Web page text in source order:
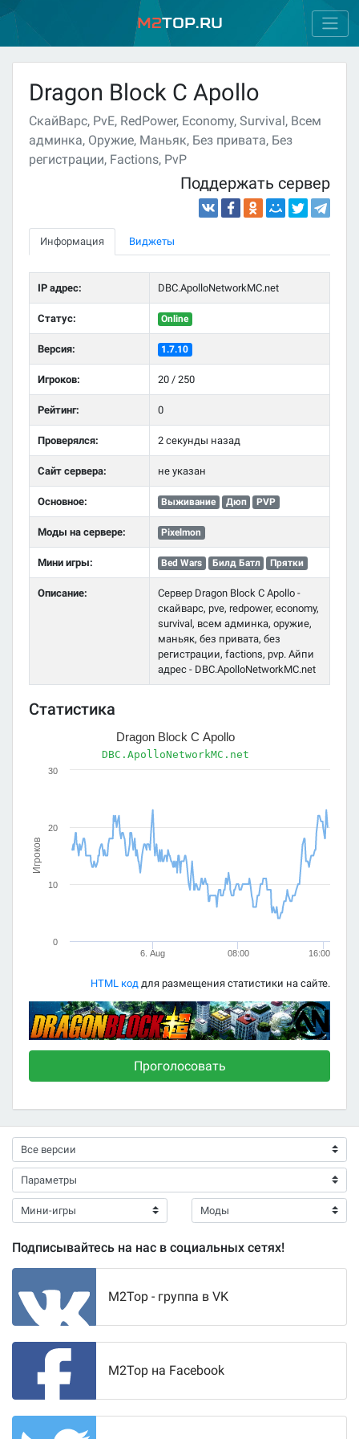
M2Top.ru
Dragon Block C Apollo
СкайВарс, PvE, RedPower, Economy, Survival, Всем
админка, Оружие, Маньяк, Без привата, Без
регистрации, Factions, PvP
Поддержать сервер
Информация Виджеты
IP адрес: DBC.ApolloNetworkMC.net
Статус: Online
Версия: 1.7.10
Игроков: 20 / 250
Рейтинг: 0
Проверялся: 2 секунды назад
Сайт сервера: не указан
Основное: Выживание Дюп PVP
Моды на сервере: Pixelmon
Мини игры: Bed Wars Билд Батл Прятки
Описание:
Сервер Dragon Block C Apollo -
скайварс, pve, redpower, economy,
survival, всем админка, оружие,
маньяк, без привата, без
регистрации, factions, pvp. Айпи
адрес - DBC.ApolloNetworkMC.net
Статистика
Игроков
Dragon Block C Apollo
DBC.ApolloNetworkMC.net
6. Aug 08:00 16:00
0
10
20
30
HTML код для размещения статистики на сайте.
Проголосовать
Подписывайтесь на нас в социальных сетях!
M2Top - группа в VK
M2Top на Facebook